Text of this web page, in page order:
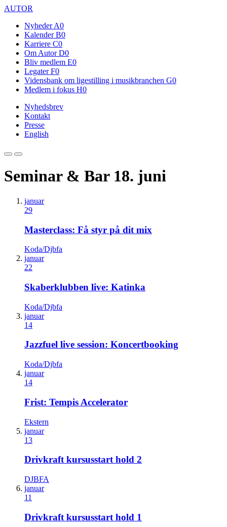
AUTOR
Nyheder A0
Kalender B0
Karriere C0
Om Autor D0
Bliv medlem E0
Legater F0
Vidensbank om ligestilling i musikbranchen G0
Medlem i fokus H0
Nyhedsbrev
Kontakt
Presse
English
Seminar & Bar 18. juni
januar
29
Masterclass: Få styr på dit mix
Koda/Djbfa
januar
22
Skaberklubben live: Katinka
Koda/Djbfa
januar
14
Jazzfuel live session: Koncertbooking
Koda/Djbfa
januar
14
Frist: Tempis Accelerator
Ekstern
januar
13
Drivkraft kursusstart hold 2
DJBFA
januar
11
Drivkraft kursusstart hold 1